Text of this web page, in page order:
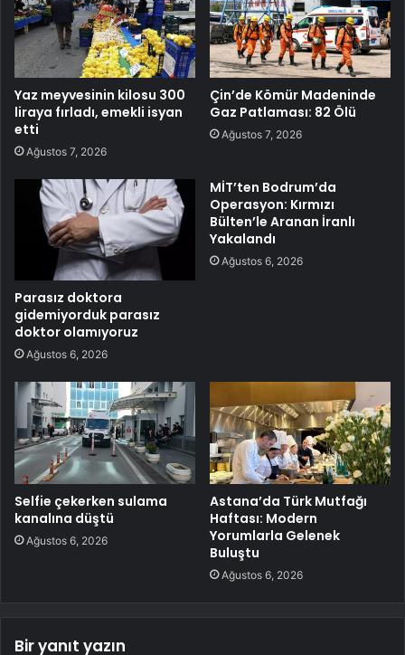
Yaz meyvesinin kilosu 300
liraya fırladı, emekli isyan
etti
Ağustos 7, 2026
Çin’de Kömür Madeninde
Gaz Patlaması: 82 Ölü
Ağustos 7, 2026
Parasız doktora
gidemiyorduk parasız
doktor olamıyoruz
Ağustos 6, 2026
MİT’ten Bodrum’da
Operasyon: Kırmızı
Bülten’le Aranan İranlı
Yakalandı
Ağustos 6, 2026
Selfie çekerken sulama
kanalına düştü
Ağustos 6, 2026
Astana’da Türk Mutfağı
Haftası: Modern
Yorumlarla Gelenek
Buluştu
Ağustos 6, 2026
Bir yanıt yazın